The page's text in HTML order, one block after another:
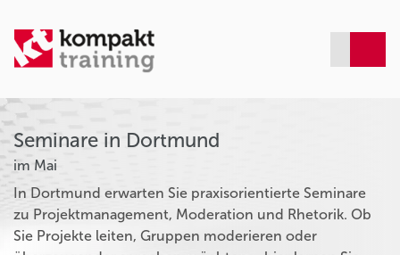
Seminare in Dortmund
im Mai
In Dortmund erwarten Sie praxisorientierte Seminare
zu Projektmanagement, Moderation und Rhetorik. Ob
Sie Projekte leiten, Gruppen moderieren oder